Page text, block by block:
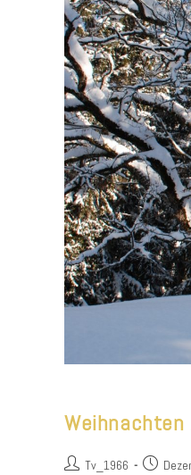
Weihnachten
Beitrags-Tv_1966
Beitrag